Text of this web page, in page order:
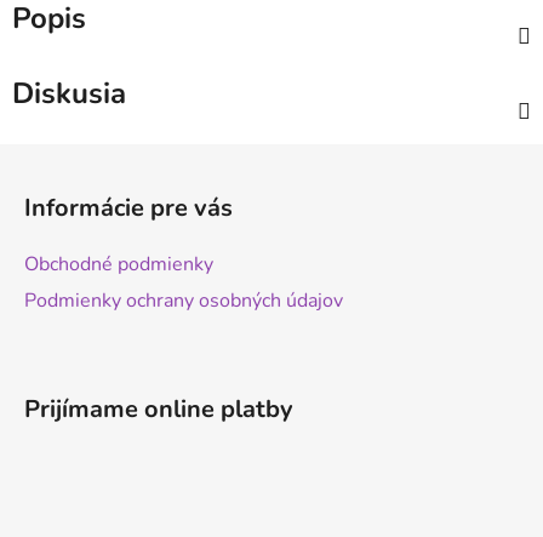
Popis
Diskusia
Informácie pre vás
Obchodné podmienky
Podmienky ochrany osobných údajov
Prijímame online platby